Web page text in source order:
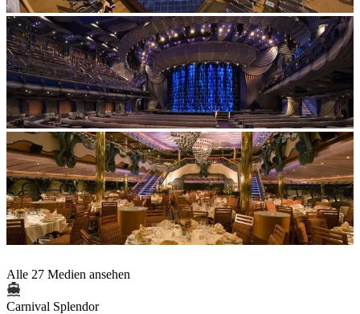
Alle 27 Medien ansehen
Carnival Splendor